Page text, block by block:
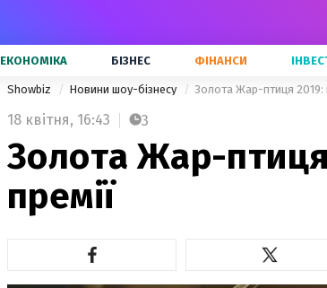
ЕКОНОМІКА БІЗНЕС ФІНАНСИ
Showbiz Новини шоу-бізнесу Золота Жар-птиця 2019:
18 квітня, 16:43 3
Золота Жар-
премії